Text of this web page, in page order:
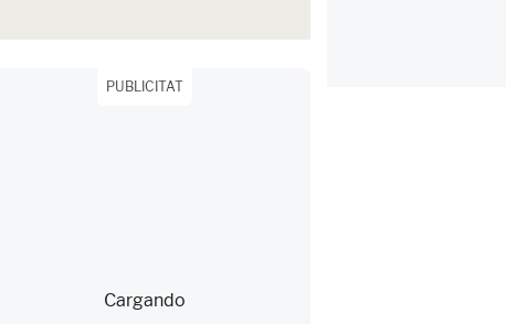
PUBLICITAT